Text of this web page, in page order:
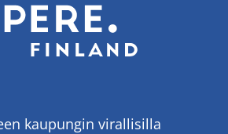
kaupungin virallisilla